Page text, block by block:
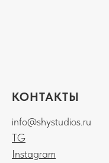
КОНТАКТЫ
info@shystudios.ru
TG
Instagram